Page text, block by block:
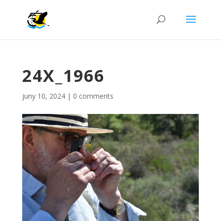
24X_1966
juny 10, 2024| 0 comments